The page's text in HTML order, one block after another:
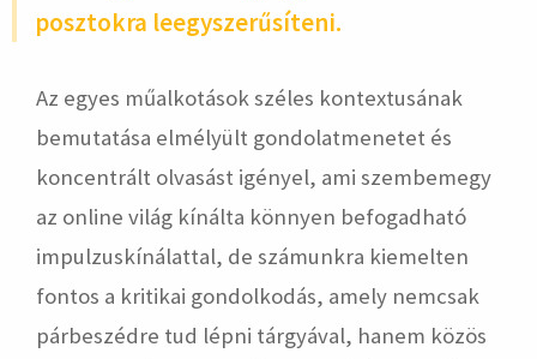
posztokra leegyszerűsíteni.
Az egyes műalkotások széles kontextusának
bemutatása elmélyült gondolatmenetet és
koncentrált olvasást igényel, ami szembemegy
az online világ kínálta könnyen befogadható
impulzuskínálattal, de számunkra kiemelten
fontos a kritikai gondolkodás, amely nemcsak
párbeszédre tud lépni tárgyával, hanem közös